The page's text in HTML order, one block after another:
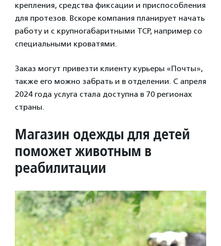
крепления, средства фиксации и приспособления
для протезов. Вскоре компания планирует начать
работу и с крупногабаритными ТСР, например со
специальными кроватями.
Заказ могут привезти клиенту курьеры «Почты»,
также его можно забрать и в отделении. С апреля
2024 года услуга стала доступна в 70 регионах
страны.
Магазин одежды для детей
поможет животным в
реабилитации